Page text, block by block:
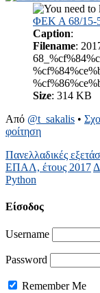
ΦΕΚ Α 68/15-
Caption:
Filename:
Size: 314 KB
Από @t_sakalis •
φοίτηση
Πανελλαδικές
ΕΠΑΛ, έτους 2017
Python
Είσοδος
Username
Password
Remember Me